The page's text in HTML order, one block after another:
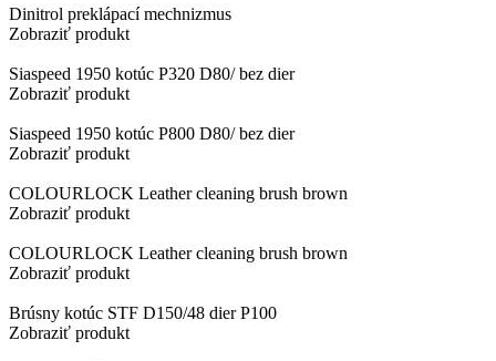
Dinitrol preklápací mechnizmus
Zobraziť produkt
Siaspeed 1950 kotúc P320 D80/ bez dier
Zobraziť produkt
Siaspeed 1950 kotúc P800 D80/ bez dier
Zobraziť produkt
COLOURLOCK Leather cleaning brush brown
Zobraziť produkt
COLOURLOCK Leather cleaning brush brown
Zobraziť produkt
Brúsny kotúc STF D150/48 dier P100
Zobraziť produkt